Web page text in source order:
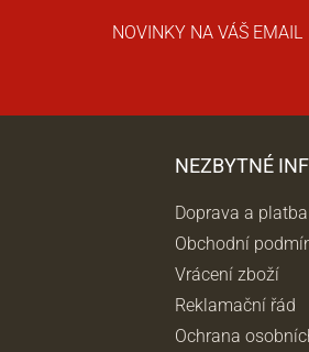
NOVINKY NA VÁŠ EMAIL
NEZBYTNÉ
Doprava a platba
Obchodní
Vrácení zboží
Reklamační řád
Ochrana